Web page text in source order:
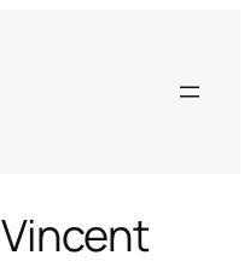
Vincent